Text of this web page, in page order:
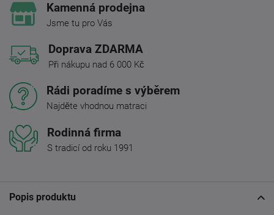
Kamenná prodejna
Jsme tu pro Vás
Doprava ZDARMA
Při nákupu nad 6 000 Kč
Rádi poradíme s výběrem
Najděte vhodnou matraci
Rodinná firma
S tradicí od roku 1991
Popis produktu